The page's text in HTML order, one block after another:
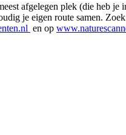
afgelegen plek (die heb
je eigen route samen.
en op